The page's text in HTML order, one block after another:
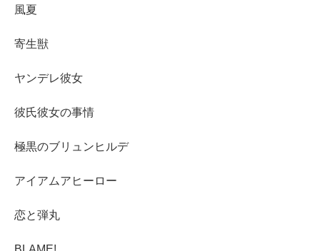
風夏
寄生獣
ヤンデレ彼女
彼氏彼女の事情
極黒のブリュンヒルデ
アイアムアヒーロー
恋と弾丸